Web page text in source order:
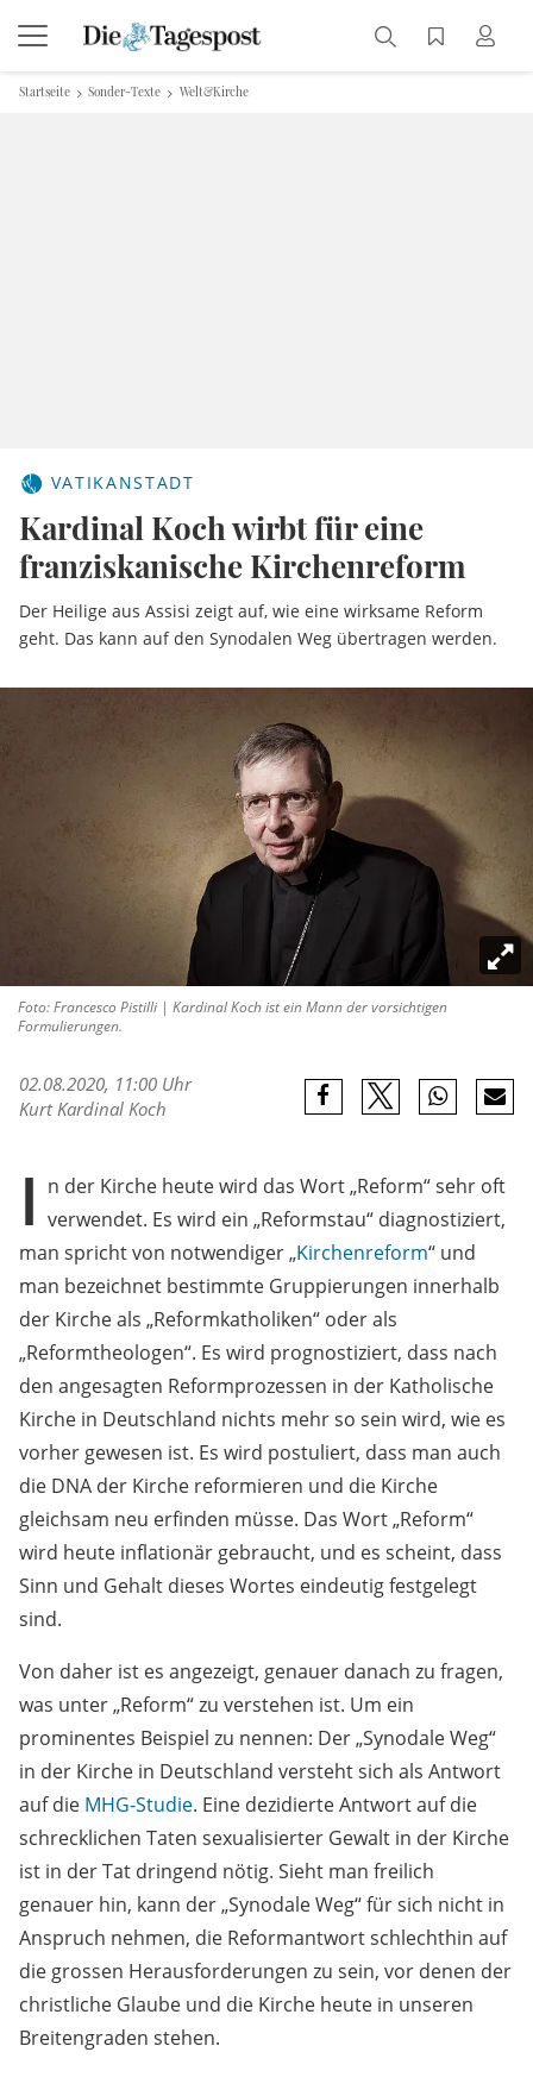
Startseite Sonder-Texte Welt&Kirche
VATIKANSTADT
Kardinal Koch wirbt für eine
franziskanische Kirchenreform
Der Heilige aus Assisi zeigt auf, wie eine wirksame Reform
geht. Das kann auf den Synodalen Weg übertragen werden.
Foto: Francesco Pistilli | Kardinal Koch ist ein Mann der vorsichtigen
Formulierungen.
02.08.2020, 11:00 Uhr
Kurt Kardinal Koch
I n der Kirche heute wird das Wort „Reform“ sehr oft
verwendet. Es wird ein „Reformstau“ diagnostiziert,
man spricht von notwendiger „Kirchenreform“ und
man bezeichnet bestimmte Gruppierungen innerhalb
der Kirche als „Reformkatholiken“ oder als
„Reformtheologen“. Es wird prognostiziert, dass nach
den angesagten Reformprozessen in der Katholische
Kirche in Deutschland nichts mehr so sein wird, wie es
vorher gewesen ist. Es wird postuliert, dass man auch
die DNA der Kirche reformieren und die Kirche
gleichsam neu erfinden müsse. Das Wort „Reform“
wird heute inflationär gebraucht, und es scheint, dass
Sinn und Gehalt dieses Wortes eindeutig festgelegt
sind.
Von daher ist es angezeigt, genauer danach zu fragen,
was unter „Reform“ zu verstehen ist. Um ein
prominentes Beispiel zu nennen: Der „Synodale Weg“
in der Kirche in Deutschland versteht sich als Antwort
auf die MHG-Studie. Eine dezidierte Antwort auf die
schrecklichen Taten sexualisierter Gewalt in der Kirche
ist in der Tat dringend nötig. Sieht man freilich
genauer hin, kann der „Synodale Weg“ für sich nicht in
Anspruch nehmen, die Reformantwort schlechthin auf
die grossen Herausforderungen zu sein, vor denen der
christliche Glaube und die Kirche heute in unseren
Breitengraden stehen.